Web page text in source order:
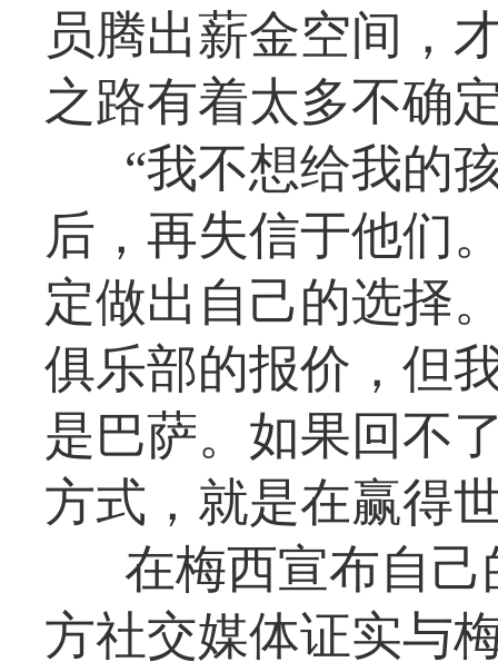
员腾出薪金空间，
之路有着太多不确
“我不想给我的
后，再失信于他们
定做出自己的选择
俱乐部的报价，但
是巴萨。如果回不
方式，就是在赢得
在梅西宣布自
方社交媒体证实与